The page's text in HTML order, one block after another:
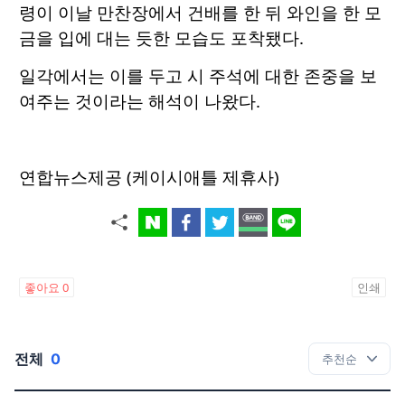
령이 이날 만찬장에서 건배를 한 뒤 와인을 한 모
금을 입에 대는 듯한 모습도 포착됐다.
일각에서는 이를 두고 시 주석에 대한 존중을 보
여주는 것이라는 해석이 나왔다.
연합뉴스제공 (케이시애틀 제휴사)
좋아요 0 인쇄
전체 0